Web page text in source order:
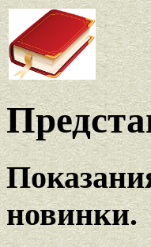
новинки.